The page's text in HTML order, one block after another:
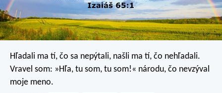
Hľadali ma tí, čo sa nepýtali, našli ma tí, čo nehľadali.
Vravel som: »Hľa, tu som, tu som!« národu, čo nevzýval
moje meno.